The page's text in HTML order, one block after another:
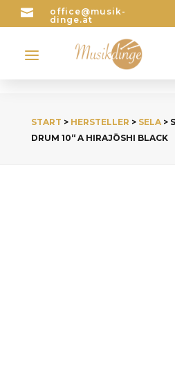

office@musik-
dinge.at
a
START > HERSTELLER > SELA>
DRUM 10“ A HIRAJŌSHI BLACK